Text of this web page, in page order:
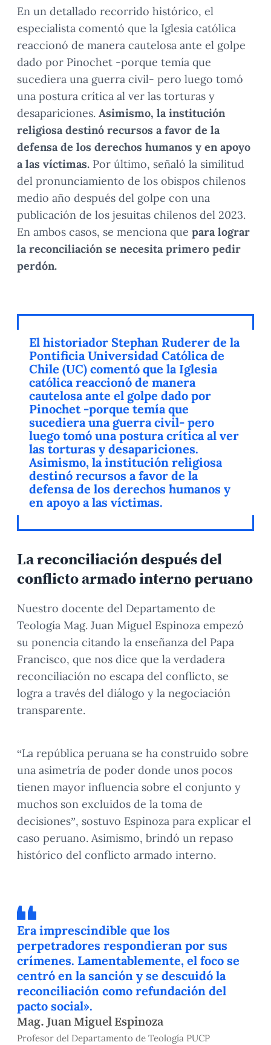
En un detallado recorrido histórico, el
especialista comentó que la Iglesia católica
reaccionó de manera cautelosa ante el golpe
dado por Pinochet -porque temía que
sucediera una guerra civil- pero luego tomó
una postura crítica al ver las torturas y
desapariciones. Asimismo, la institución
religiosa destinó recursos a favor de la
defensa de los derechos humanos y en apoyo
a las víctimas. Por último, señaló la similitud
del pronunciamiento de los obispos chilenos
medio año después del golpe con una
publicación de los jesuitas chilenos del 2023.
En ambos casos, se menciona que para lograr
la reconciliación se necesita primero pedir
perdón.
El historiador Stephan Ruderer de la
Pontificia Universidad Católica de
Chile (UC) comentó que la Iglesia
católica reaccionó de manera
cautelosa ante el golpe dado por
Pinochet -porque temía que
sucediera una guerra civil- pero
luego tomó una postura crítica al ver
las torturas y desapariciones.
Asimismo, la institución religiosa
destinó recursos a favor de la
defensa de los derechos humanos y
en apoyo a las víctimas.
La reconciliación después del
conflicto armado interno peruano
Nuestro docente del Departamento de
Teología Mag. Juan Miguel Espinoza empezó
su ponencia citando la enseñanza del Papa
Francisco, que nos dice que la verdadera
reconciliación no escapa del conflicto, se
logra a través del diálogo y la negociación
transparente.
“La república peruana se ha construido sobre
una asimetría de poder donde unos pocos
tienen mayor influencia sobre el conjunto y
muchos son excluidos de la toma de
decisiones”, sostuvo Espinoza para explicar el
caso peruano. Asimismo, brindó un repaso
histórico del conflicto armado interno.
Era imprescindible que los
perpetradores respondieran por sus
crímenes. Lamentablemente, el foco se
centró en la sanción y se descuidó la
reconciliación como refundación del
pacto social».
Mag. Juan Miguel Espinoza
Profesor del Departamento de Teología PUCP